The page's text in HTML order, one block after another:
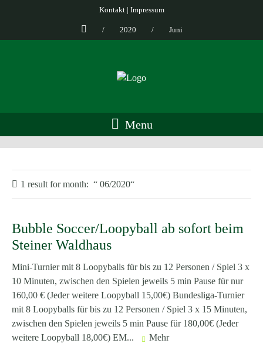
Kontakt| Impressum
/ 2020 / Juni
Menu
1 result formonth: 06/2020
Bubble Soccer/Loopyball ab sofort beim
Steiner Waldhaus
Mini-Turnier mit 8 Loopyballs für bis zu 12 Personen / Spiel 3 x
10 Minuten, zwischen den Spielen jeweils 5 min Pause für nur
160,00 € (Jeder weitere Loopyball 15,00€) Bundesliga-Turnier
mit 8 Loopyballs für bis zu 12 Personen / Spiel 3 x 15 Minuten,
zwischen den Spielen jeweils 5 min Pause für 180,00€ (Jeder
weitere Loopyball 18,00€) EM...
Mehr